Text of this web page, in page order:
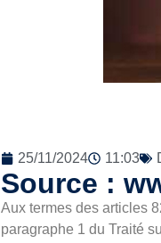
25/11/2024 11:03
Source :
Aux termes des articles
paragraphe 1 du Traité